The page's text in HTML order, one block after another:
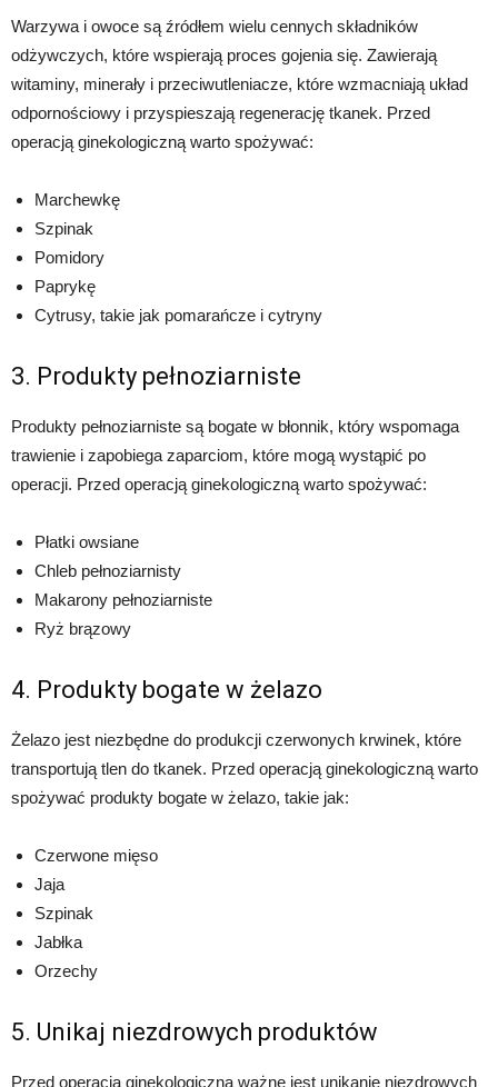
Warzywa i owoce są źródłem wielu cennych składników
odżywczych, które wspierają proces gojenia się. Zawierają
witaminy, minerały i przeciwutleniacze, które wzmacniają układ
odpornościowy i przyspieszają regenerację tkanek. Przed
operacją ginekologiczną warto spożywać:
Marchewkę
Szpinak
Pomidory
Paprykę
Cytrusy, takie jak pomarańcze i cytryny
3. Produkty pełnoziarniste
Produkty pełnoziarniste są bogate w błonnik, który wspomaga
trawienie i zapobiega zaparciom, które mogą wystąpić po
operacji. Przed operacją ginekologiczną warto spożywać:
Płatki owsiane
Chleb pełnoziarnisty
Makarony pełnoziarniste
Ryż brązowy
4. Produkty bogate w żelazo
Żelazo jest niezbędne do produkcji czerwonych krwinek, które
transportują tlen do tkanek. Przed operacją ginekologiczną warto
spożywać produkty bogate w żelazo, takie jak:
Czerwone mięso
Jaja
Szpinak
Jabłka
Orzechy
5. Unikaj niezdrowych produktów
Przed operacją ginekologiczną ważne jest unikanie niezdrowych